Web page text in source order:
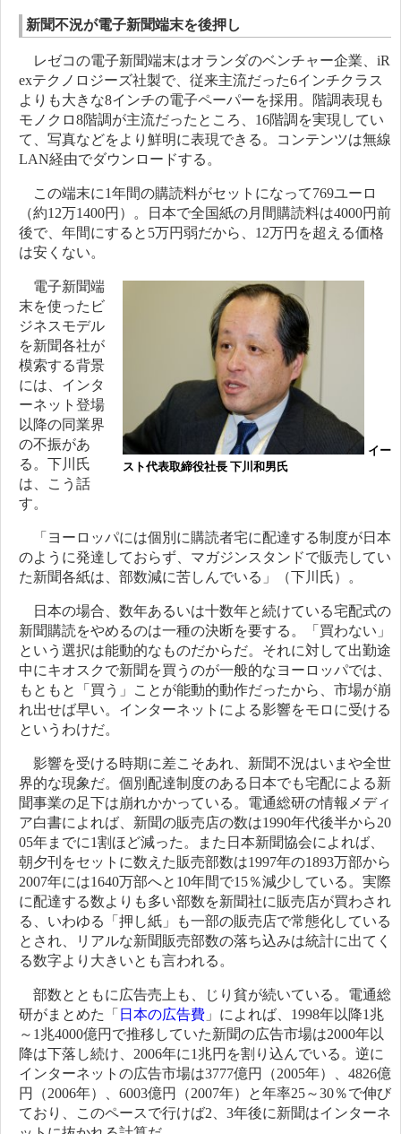
新聞不況が電子新聞端末を後押し
レゼコの電子新聞端末はオランダのベンチャー企業、iR
exテクノロジーズ社製で、従来主流だった6インチクラス
よりも大きな8インチの電子ペーパーを採用。階調表現も
モノクロ8階調が主流だったところ、16階調を実現してい
て、写真などをより鮮明に表現できる。コンテンツは無線
LAN経由でダウンロードする。
この端末に1年間の購読料がセットになって769ユーロ
（約12万1400円）。日本で全国紙の月間購読料は4000円前
後で、年間にすると5万円弱だから、12万円を超える価格
は安くない。
イー
スト代表取締役社長 下川和男氏
電子新聞端
末を使ったビ
ジネスモデル
を新聞各社が
模索する背景
には、インタ
ーネット登場
以降の同業界
の不振があ
る。下川氏
は、こう話
す。
「ヨーロッパには個別に購読者宅に配達する制度が日本
のように発達しておらず、マガジンスタンドで販売してい
た新聞各紙は、部数減に苦しんでいる」（下川氏）。
日本の場合、数年あるいは十数年と続けている宅配式の
新聞購読をやめるのは一種の決断を要する。「買わない」
という選択は能動的なものだからだ。それに対して出勤途
中にキオスクで新聞を買うのが一般的なヨーロッパでは、
もともと「買う」ことが能動的動作だったから、市場が崩
れ出せば早い。インターネットによる影響をモロに受ける
というわけだ。
影響を受ける時期に差こそあれ、新聞不況はいまや全世
界的な現象だ。個別配達制度のある日本でも宅配による新
聞事業の足下は崩れかかっている。電通総研の情報メディ
ア白書によれば、新聞の販売店の数は1990年代後半から20
05年までに1割ほど減った。また日本新聞協会によれば、
朝夕刊をセットに数えた販売部数は1997年の1893万部から
2007年には1640万部へと10年間で15％減少している。実際
に配達する数よりも多い部数を新聞社に販売店が買わされ
る、いわゆる「押し紙」も一部の販売店で常態化している
とされ、リアルな新聞販売部数の落ち込みは統計に出てく
る数字より大きいとも言われる。
部数とともに広告売上も、じり貧が続いている。電通総
研がまとめた「 日本の広告費 」によれば、1998年以降1兆
～1兆4000億円で推移していた新聞の広告市場は2000年以
降は下落し続け、2006年に1兆円を割り込んでいる。逆に
インターネットの広告市場は3777億円（2005年）、4826億
円（2006年）、6003億円（2007年）と年率25～30％で伸び
ており、このペースで行けば2、3年後に新聞はインターネ